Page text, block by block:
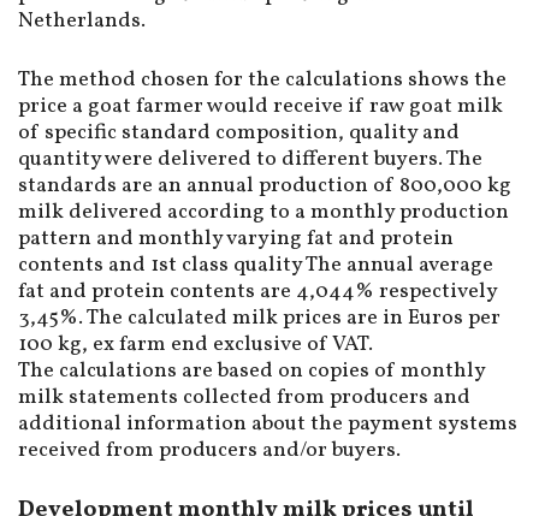
Netherlands.
The method chosen for the calculations shows the
price a goat farmer would receive if raw goat milk
of specific standard composition, quality and
quantity were delivered to different buyers. The
standards are an annual production of 800,000 kg
milk delivered according to a monthly production
pattern and monthly varying fat and protein
contents and 1st class quality The annual average
fat and protein contents are 4,044% respectively
3,45%. The calculated milk prices are in Euros per
100 kg, ex farm end exclusive of VAT.
The calculations are based on copies of monthly
milk statements collected from producers and
additional information about the payment systems
received from producers and/or buyers.